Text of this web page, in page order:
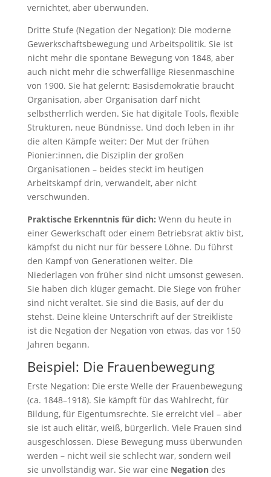
vernichtet, aber überwunden.
Dritte Stufe (Negation der Negation): Die moderne
Gewerkschaftsbewegung und Arbeitspolitik. Sie ist
nicht mehr die spontane Bewegung von 1848, aber
auch nicht mehr die schwerfällige Riesenmaschine
von 1900. Sie hat gelernt: Basisdemokratie braucht
Organisation, aber Organisation darf nicht
selbstherrlich werden. Sie hat digitale Tools, flexible
Strukturen, neue Bündnisse. Und doch leben in ihr
die alten Kämpfe weiter: Der Mut der frühen
Pionier:innen, die Disziplin der großen
Organisationen – beides steckt im heutigen
Arbeitskampf drin, verwandelt, aber nicht
verschwunden.
Praktische Erkenntnis für dich: Wenn du heute in
einer Gewerkschaft oder einem Betriebsrat aktiv bist,
kämpfst du nicht nur für bessere Löhne. Du führst
den Kampf von Generationen weiter. Die
Niederlagen von früher sind nicht umsonst gewesen.
Sie haben dich klüger gemacht. Die Siege von früher
sind nicht veraltet. Sie sind die Basis, auf der du
stehst. Deine kleine Unterschrift auf der Streikliste
ist die Negation der Negation von etwas, das vor 150
Jahren begann.
Beispiel: Die Frauenbewegung
Erste Negation: Die erste Welle der Frauenbewegung
(ca. 1848–1918). Sie kämpft für das Wahlrecht, für
Bildung, für Eigentumsrechte. Sie erreicht viel – aber
sie ist auch elitär, weiß, bürgerlich. Viele Frauen sind
ausgeschlossen. Diese Bewegung muss überwunden
werden – nicht weil sie schlecht war, sondern weil
sie unvollständig war. Sie war eine Negationdes